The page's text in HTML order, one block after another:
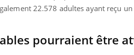
22.578 adultes ayant reçu un
pourraient être